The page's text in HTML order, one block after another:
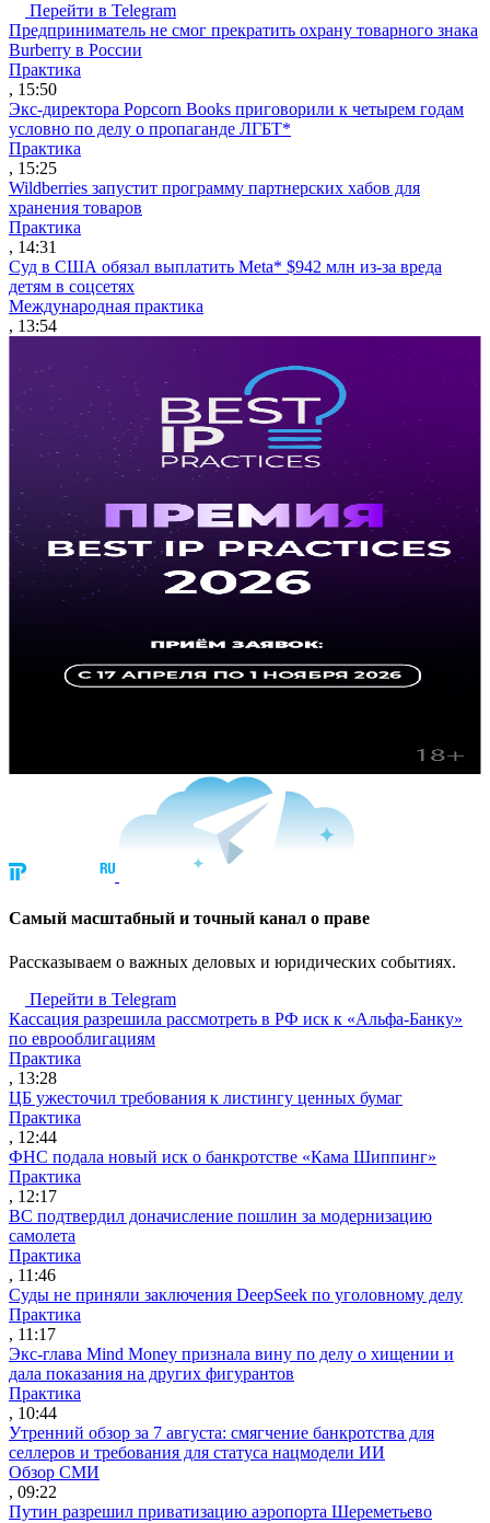
Перейти в Telegram
Предприниматель не смог прекратить охрану товарного знака
Burberry в России
Практика
, 15:50
Экс-директора Popcorn Books приговорили к четырем годам
условно по делу о пропаганде ЛГБТ*
Практика
, 15:25
Wildberries запустит программу партнерских хабов для
хранения товаров
Практика
, 14:31
Суд в США обязал выплатить Meta* $942 млн из-за вреда
детям в соцсетях
Международная практика
, 13:54
Cамый масштабный и точный канал о праве
Рассказываем о важных деловых и юридических событиях.
Перейти в Telegram
Кассация разрешила рассмотреть в РФ иск к «Альфа-Банку»
по еврооблигациям
Практика
, 13:28
ЦБ ужесточил требования к листингу ценных бумаг
Практика
, 12:44
ФНС подала новый иск о банкротстве «Кама Шиппинг»
Практика
, 12:17
ВС подтвердил доначисление пошлин за модернизацию
самолета
Практика
, 11:46
Суды не приняли заключения DeepSeek по уголовному делу
Практика
, 11:17
Экс-глава Mind Money признала вину по делу о хищении и
дала показания на других фигурантов
Практика
, 10:44
Утренний обзор за 7 августа: смягчение банкротства для
селлеров и требования для статуса нацмодели ИИ
Обзор СМИ
, 09:22
Путин разрешил приватизацию аэропорта Шереметьево